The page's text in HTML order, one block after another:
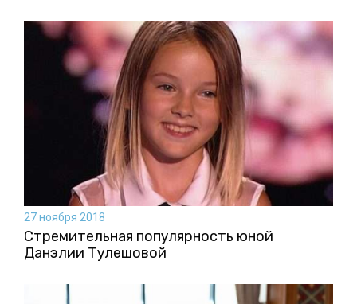
27 ноября 2018
Стремительная популярность юной
Данэлии Тулешовой